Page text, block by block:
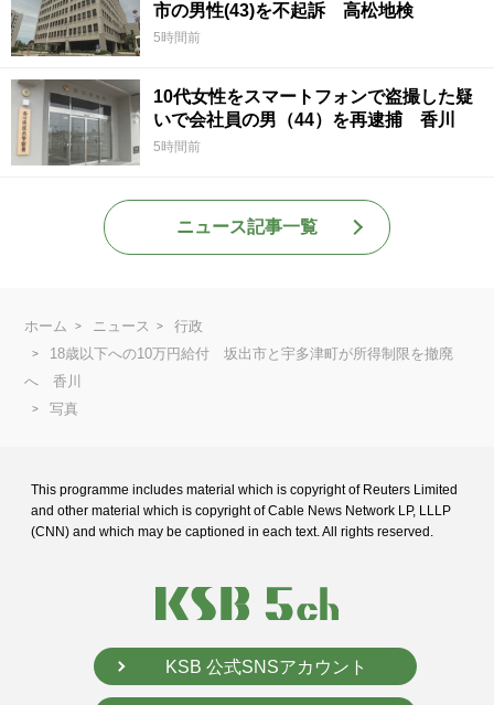
市の男性(43)を不起訴 高松地検
5時間前
10代女性をスマートフォンで盗撮した疑
いで会社員の男（44）を再逮捕 香川
5時間前
ニュース記事一覧
ホーム ニュース
行政
18歳以下への10万円給付 坂出市と宇多津町が所得制限を撤廃
へ 香川
写真
This programme includes material which is copyright of Reuters Limited
and other material which is copyright of Cable News Network LP, LLLP
(CNN) and which may be captioned in each text. All rights reserved.
KSB 公式SNSアカウント